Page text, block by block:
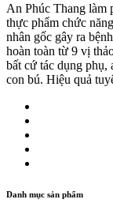
An Phúc Thang làm
thực phẩm chức
nhân gốc gây ra
hoàn toàn từ 9 vị
bất cứ tác dụng phụ,
con bú. Hiệu quả
Danh mục sản phẩm